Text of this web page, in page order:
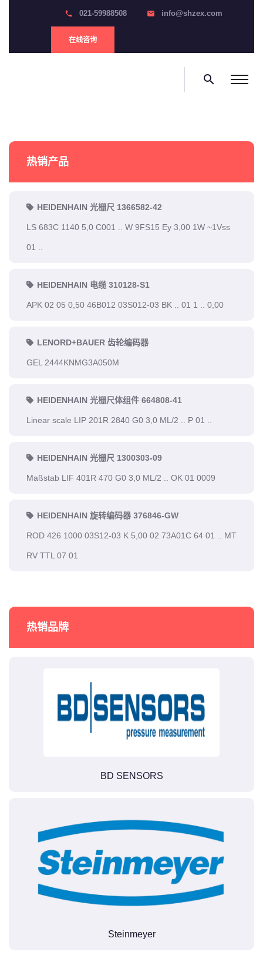
phone 021-59988508 email info@shzex.com
在线咨询
search
热销产品
HEIDENHAIN 光栅尺 1366582-42
LS 683C 1140 5,0 C001 .. W 9FS15 Ey 3,00 1W ~1Vss
01 ..
HEIDENHAIN 电缆 310128-S1
APK 02 05 0,50 46B012 03S012-03 BK .. 01 1 .. 0,00
LENORD+BAUER 齿轮编码器
GEL 2444KNMG3A050M
HEIDENHAIN 光栅尺体组件 664808-41
Linear scale LIP 201R 2840 G0 3,0 ML/2 .. P 01 ..
HEIDENHAIN 光栅尺 1300303-09
Maßstab LIF 401R 470 G0 3,0 ML/2 .. OK 01 0009
HEIDENHAIN 旋转编码器 376846-GW
ROD 426 1000 03S12-03 K 5,00 02 73A01C 64 01 .. MT
RV TTL 07 01
热销品牌
BD SENSORS
Steinmeyer